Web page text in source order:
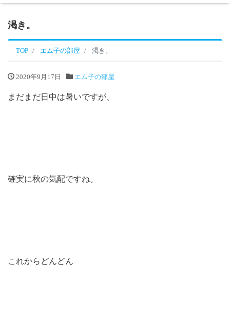
渇き。
TOP エム子の部屋 渇き。
2020年9月17日 エム子の部屋
まだまだ日中は暑いですが、
確実に秋の気配ですね。
これからどんどん